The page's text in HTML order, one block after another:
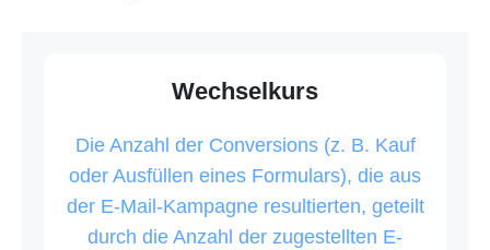
Wechselkurs
Die Anzahl der Conversions (z. B. Kauf
oder Ausfüllen eines Formulars), die aus
der E-Mail-Kampagne resultierten, geteilt
durch die Anzahl der zugestellten E-